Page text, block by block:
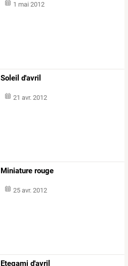
1 mai 2012
Soleil d'avril
21 avr. 2012
Miniature rouge
25 avr. 2012
Etegami d'avril